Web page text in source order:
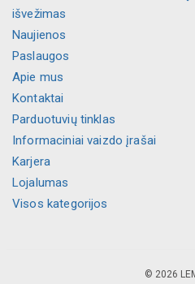
išvežimas
Naujienos
Paslaugos
Apie mus
Kontaktai
Parduotuvių tinklas
Informaciniai vaizdo įrašai
Karjera
Lojalumas
Visos kategorijos
© 2026